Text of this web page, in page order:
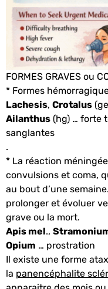
FORMES GRAVES ou
* Formes
Lachesis, Crotalus
Ailanthus (hg) … forte
sanglantes
.
* La réaction
convulsions et coma,
au bout d’une
prolonger et évoluer
grave ou la mort.
Apis mel.,
Opium … prostration
Il existe une forme
la panencéphalite